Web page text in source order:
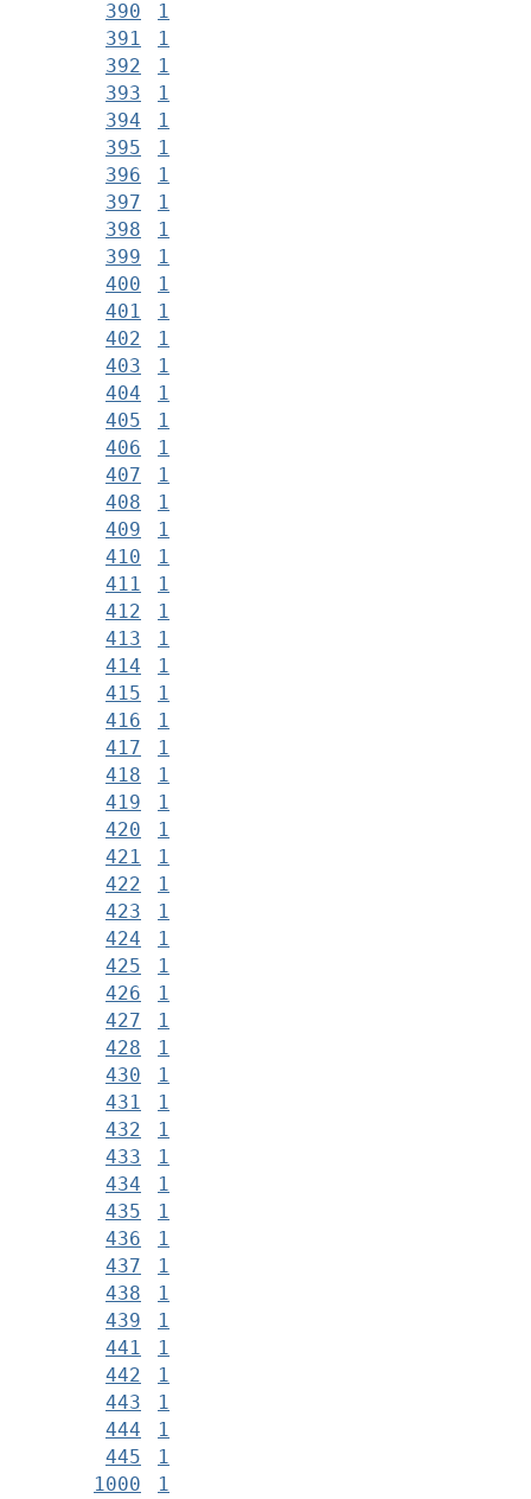
390
1
391
1
392
1
393
1
394
1
395
1
396
1
397
1
398
1
399
1
400
1
401
1
402
1
403
1
404
1
405
1
406
1
407
1
408
1
409
1
410
1
411
1
412
1
413
1
414
1
415
1
416
1
417
1
418
1
419
1
420
1
421
1
422
1
423
1
424
1
425
1
426
1
427
1
428
1
430
1
431
1
432
1
433
1
434
1
435
1
436
1
437
1
438
1
439
1
441
1
442
1
443
1
444
1
445
1
1000
1